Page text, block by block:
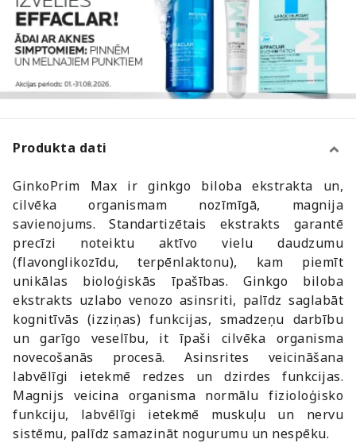
Produkta dati
GinkoPrim Max ir ginkgo biloba ekstrakta un,
cilvēka organismam nozīmīgā, magnija
savienojums. Standartizētais ekstrakts garantē
precīzi noteiktu aktīvo vielu daudzumu
(flavonglikozīdu, terpēnlaktonu), kam piemīt
unikālas bioloģiskās īpašības. Ginkgo biloba
ekstrakts uzlabo venozo asinsriti, palīdz saglabāt
kognitīvās (izziņas) funkcijas, smadzeņu darbību
un garīgo veselību, it īpaši cilvēka organisma
novecošanās procesā. Asinsrites veicināšana
labvēlīgi ietekmē redzes un dzirdes funkcijas.
Magnijs veicina organisma normālu fizioloģisko
funkciju, labvēlīgi ietekmē muskuļu un nervu
sistēmu, palīdz samazināt nogurumu un nespēku.